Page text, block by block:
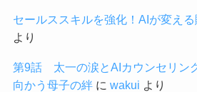
セールススキルを強化！AIが変え
より
第9話 太一の涙とAIカウンセリン
向かう母子の絆に wakui より